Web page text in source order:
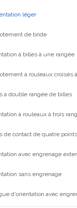
léger
de bride
à billes à une rangée
à rouleaux croisés
à double rangée de billes
à rouleaux à trois
de contact de quatre points
avec engrenage
sans engrenage
d'orientation avec